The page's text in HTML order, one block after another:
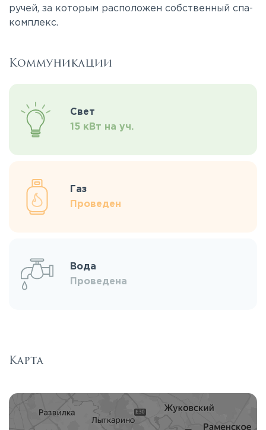
ручей, за которым расположен собственный спа-
комплекс.
Коммуникации
Свет
15 кВт на уч.
Газ
Проведен
Вода
Проведена
Карта